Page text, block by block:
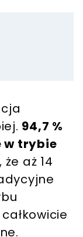
94,7 %
w trybie
aż 14